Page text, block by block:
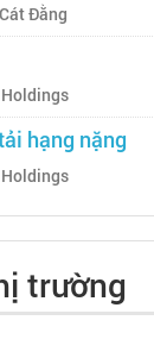
Đằng
Holdings
hạng nặng
Holdings
trường